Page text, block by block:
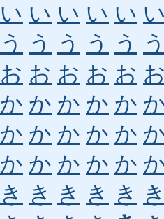
い い い い い
う う う う う
お お お お お
か か か か か
か か か か か
か か か か か
き き き き き